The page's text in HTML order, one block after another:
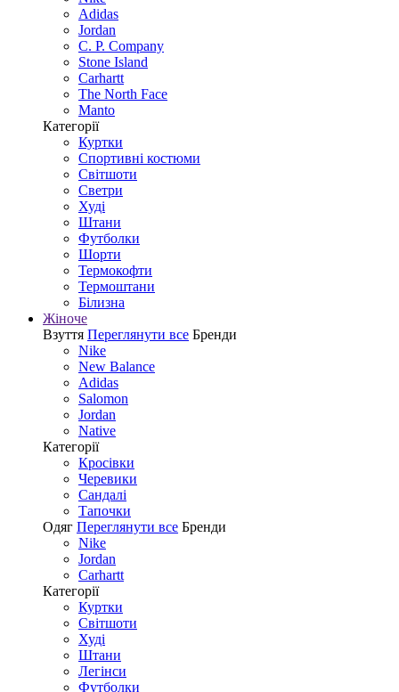
Adidas
Jordan
C. P. Company
Stone Island
Carhartt
The North Face
Manto
Категорії
Куртки
Спортивні костюми
Світшоти
Светри
Худі
Штани
Футболки
Шорти
Термокофти
Термоштани
Білизна
Жіноче
Взуття Переглянути все Бренди
Nike
New Balance
Adidas
Salomon
Jordan
Native
Категорії
Кросівки
Черевики
Сандалі
Tапочки
Одяг Переглянути все Бренди
Nike
Jordan
Carhartt
Категорії
Куртки
Світшоти
Худі
Штани
Легінси
Футболки